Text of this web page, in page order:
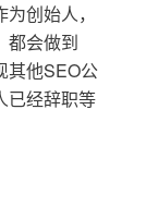
创始人，
都会做到
其他SEO公
已经辞职等